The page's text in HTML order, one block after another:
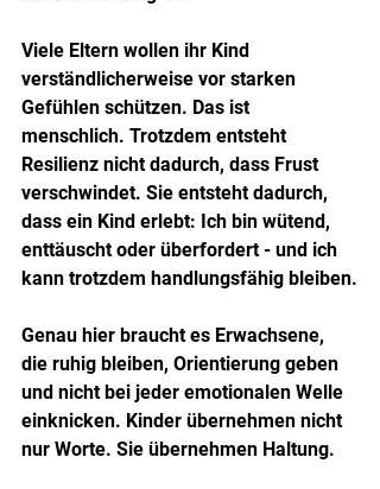
Viele Eltern wollen ihr Kind
verständlicherweise vor starken
Gefühlen schützen. Das ist
menschlich. Trotzdem entsteht
Resilienz nicht dadurch, dass Frust
verschwindet. Sie entsteht dadurch,
dass ein Kind erlebt: Ich bin wütend,
enttäuscht oder überfordert - und ich
kann trotzdem handlungsfähig bleiben.
Genau hier braucht es Erwachsene,
die ruhig bleiben, Orientierung geben
und nicht bei jeder emotionalen Welle
einknicken. Kinder übernehmen nicht
nur Worte. Sie übernehmen Haltung.